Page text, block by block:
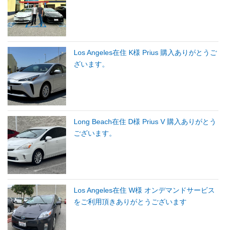
Los Angeles在住 K様 Prius 購入ありがとうご
ざいます。
Long Beach在住 D様 Prius V 購入ありがとう
ございます。
Los Angeles在住 W様 オンデマンドサービス
をご利用頂きありがとうございます